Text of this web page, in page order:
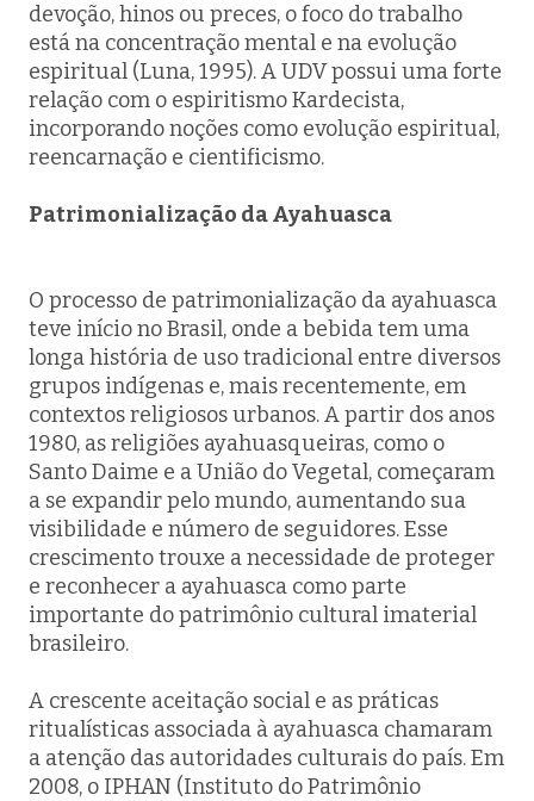
devoção, hinos ou preces, o foco do trabalho
está na concentração mental e na evolução
espiritual (Luna, 1995). A UDV possui uma forte
relação com o espiritismo Kardecista,
incorporando noções como evolução espiritual,
reencarnação e cientificismo.
Patrimonialização da Ayahuasca
O processo de patrimonialização da ayahuasca
teve início no Brasil, onde a bebida tem uma
longa história de uso tradicional entre diversos
grupos indígenas e, mais recentemente, em
contextos religiosos urbanos. A partir dos anos
1980, as religiões ayahuasqueiras, como o
Santo Daime e a União do Vegetal, começaram
a se expandir pelo mundo, aumentando sua
visibilidade e número de seguidores. Esse
crescimento trouxe a necessidade de proteger
e reconhecer a ayahuasca como parte
importante do patrimônio cultural imaterial
brasileiro.
A crescente aceitação social e as práticas
ritualísticas associada à ayahuasca chamaram
a atenção das autoridades culturais do país. Em
2008, o IPHAN (Instituto do Patrimônio